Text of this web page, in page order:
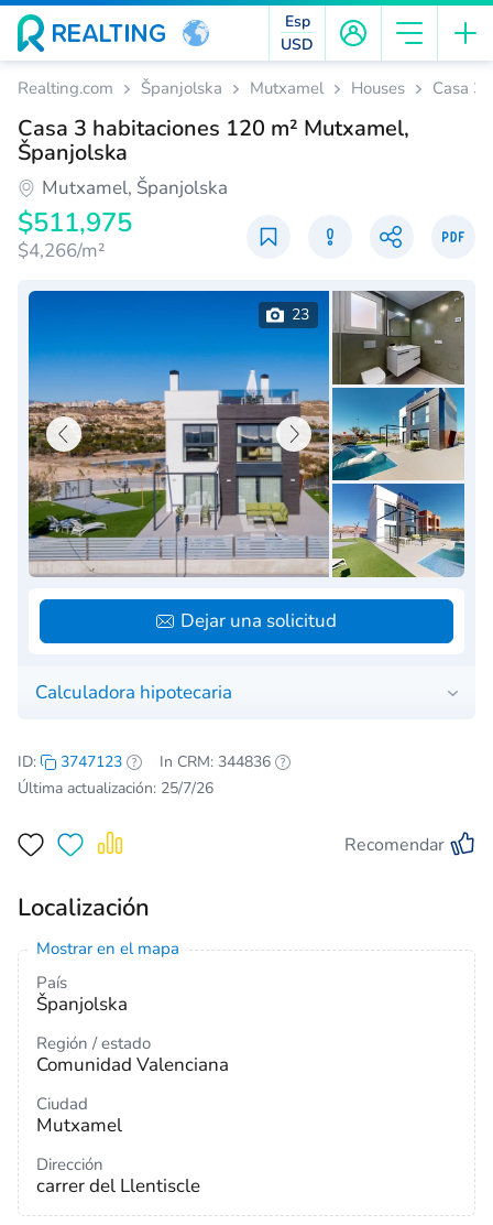
Esp
USD
Realting.com Španjolska Mutxamel Houses Casa 3
Casa 3 habitaciones 120 m² Mutxamel,
Španjolska
Mutxamel, Španjolska
$511,975
$4,266/m²
Calculadora hipotecaria
23
Dejar una solicitud
ID: 3747123
In CRM: 344836
Última actualización: 25/7/26
Recomendar
Localización
Mostrar en el mapa
País
Španjolska
Región / estado
Comunidad Valenciana
Ciudad
Mutxamel
Dirección
carrer del Llentiscle